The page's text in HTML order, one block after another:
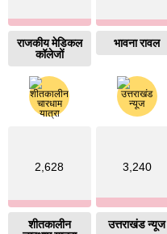
राजकीय मेडिकल
कॉलेजों
भावना रावल
2,628
शीतकालीन
3,240
उत्तराखंड न्यूज